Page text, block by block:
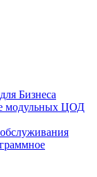
Бизнеса
модульных ЦОД